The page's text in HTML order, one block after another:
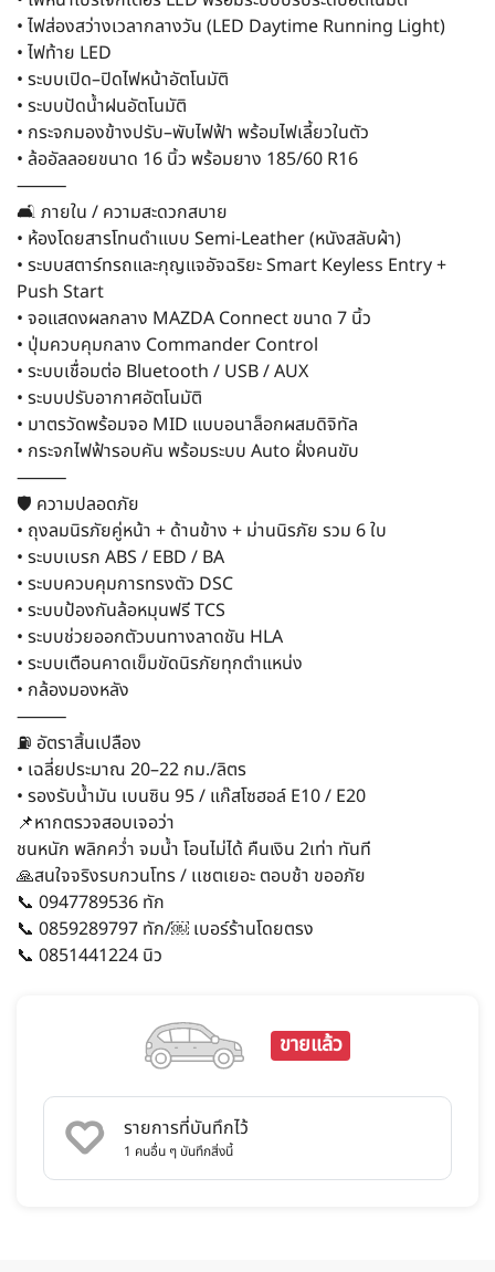
• ไฟส่องสว่างเวลากลางวัน (LED Daytime Running Light)
• ไฟท้าย LED
• ระบบเปิด–ปิดไฟหน้าอัตโนมัติ
• ระบบปัดน้ำฝนอัตโนมัติ
• กระจกมองข้างปรับ–พับไฟฟ้า พร้อมไฟเลี้ยวในตัว
• ล้ออัลลอยขนาด 16 นิ้ว พร้อมยาง 185/60 R16
⸻
🛋️ ภายใน / ความสะดวกสบาย
• ห้องโดยสารโทนดำแบบ Semi-Leather (หนังสลับผ้า)
• ระบบสตาร์ทรถและกุญแจอัจฉริยะ Smart Keyless Entry +
Push Start
• จอแสดงผลกลาง MAZDA Connect ขนาด 7 นิ้ว
• ปุ่มควบคุมกลาง Commander Control
• ระบบเชื่อมต่อ Bluetooth / USB / AUX
• ระบบปรับอากาศอัตโนมัติ
• มาตรวัดพร้อมจอ MID แบบอนาล็อกผสมดิจิทัล
• กระจกไฟฟ้ารอบคัน พร้อมระบบ Auto ฝั่งคนขับ
⸻
🛡️ ความปลอดภัย
• ถุงลมนิรภัยคู่หน้า + ด้านข้าง + ม่านนิรภัย รวม 6 ใบ
• ระบบเบรก ABS / EBD / BA
• ระบบควบคุมการทรงตัว DSC
• ระบบป้องกันล้อหมุนฟรี TCS
• ระบบช่วยออกตัวบนทางลาดชัน HLA
• ระบบเตือนคาดเข็มขัดนิรภัยทุกตำแหน่ง
• กล้องมองหลัง
⸻
⛽ อัตราสิ้นเปลือง
• เฉลี่ยประมาณ 20–22 กม./ลิตร
• รองรับน้ำมัน เบนซิน 95 / แก๊สโซฮอล์ E10 / E20
📌หากตรวจสอบเจอว่า
ชนหนัก พลิกคว่ำ จมน้ำ โอนไม่ได้ คืนเงิน 2เท่า ทันที
🙏สนใจจริงรบกวนโทร / เเชตเยอะ ตอบช้า ขออภัย
📞 0947789536 ทัก
📞 0859289797 ทัก/￼ เบอร์ร้านโดยตรง
📞 0851441224 นิว
ขายแล้ว
รายการที่บันทึกไว้
1 คนอื่น ๆ บันทึกสิ่งนี้